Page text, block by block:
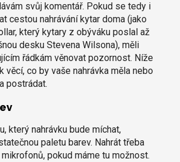
svůj komentář. Pokud se tedy i
cestou nahrávání kytar doma (jako
který kytary z obýváku poslal až
desku Stevena Wilsona), měli
řádkám věnovat pozornost. Níže
věcí, co by vaše nahrávka měla nebo
postrádat.
který nahrávku bude míchat,
paletu barev. Nahrát třeba
pokud máme tu možnost.